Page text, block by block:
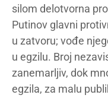
silom delotvorna
Putinov glavni
u zatvoru; vođe
u egzilu. Broj
zanemarljiv, dok
egzila, za malu